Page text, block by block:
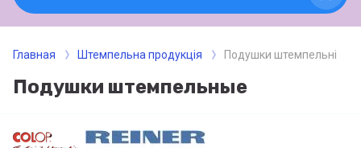
Главная Штемпельна продукція Подушки штемпельні
Подушки штемпельные